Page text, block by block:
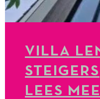
VILLA
STEIGERS
LEES